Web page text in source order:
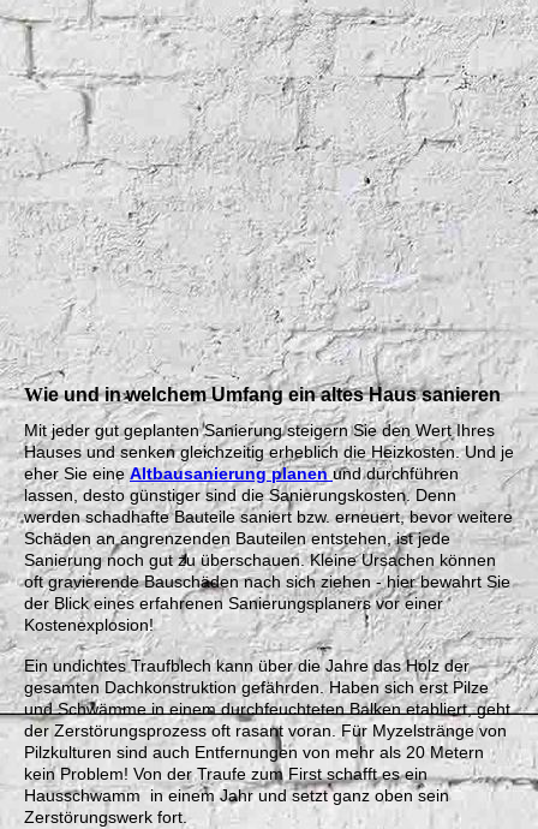
Natursteinmauer saniert
Wie und in welchem Umfang ein altes Haus sanieren
Mit jeder gut geplanten Sanierung steigern Sie den Wert Ihres
Hauses und senken gleichzeitig erheblich die Heizkosten. Und je
eher Sie eineAltbausanierung planenund durchführen
lassen, desto günstiger sind die Sanierungskosten. Denn
werden schadhafte Bauteile saniert bzw. erneuert, bevor weitere
Schäden an angrenzenden Bauteilen entstehen, ist jede
Sanierung noch gut zu überschauen. Kleine Ursachen können
oft gravierende Bauschäden nach sich ziehen - hier bewahrt Sie
der Blick eines erfahrenen Sanierungsplaners vor einer
Kostenexplosion!
Ein undichtes Traufblech kann über die Jahre das Holz der
gesamten Dachkonstruktion gefährden. Haben sich erst Pilze
und Schwämme in einem durchfeuchteten Balken etabliert, geht
der Zerstörungsprozess oft rasant voran. Für Myzelstränge von
Pilzkulturen sind auch Entfernungen von mehr als 20 Metern
kein Problem! Von der Traufe zum First schafft es ein
Hausschwamm in einem Jahr und setzt ganz oben sein
Zerstörungswerk fort.